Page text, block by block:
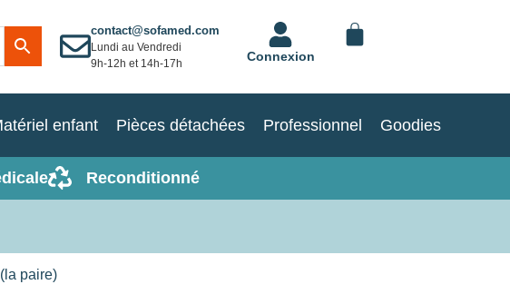
contact@sofamed.com
Lundi au Vendredi
9h-12h et 14h-17h
Connexion
enfant Pièces détachées Professionnel Goodies
Reconditionné
paire)